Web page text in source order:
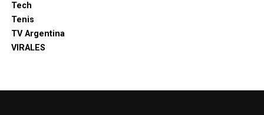
Tech
Tenis
TV Argentina
VIRALES